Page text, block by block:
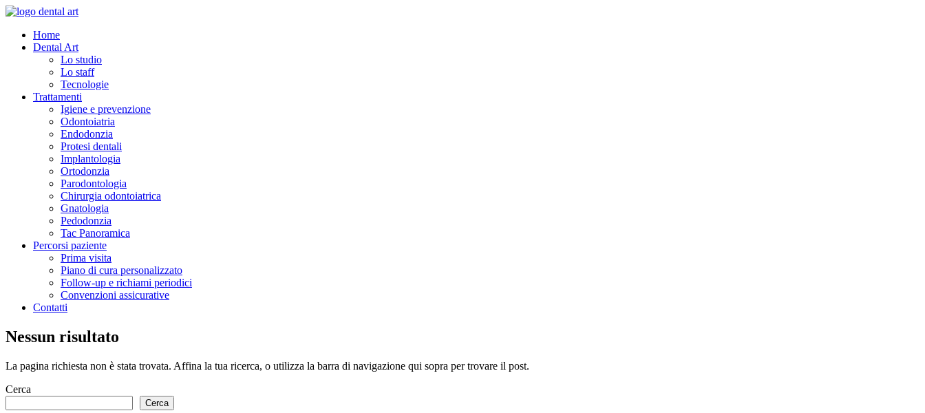
Home
Dental Art
Lo studio
Lo staff
Tecnologie
Trattamenti
Igiene e prevenzione
Odontoiatria
Endodonzia
Protesi dentali
Implantologia
Ortodonzia
Parodontologia
Chirurgia odontoiatrica
Gnatologia
Pedodonzia
Tac Panoramica
Percorsi paziente
Prima visita
Piano di cura personalizzato
Follow-up e richiami periodici
Convenzioni assicurative
Contatti
Nessun risultato
La pagina richiesta non è stata trovata. Affina la tua ricerca, o utilizza la barra di navigazione qui sopra per trovare il post.
Cerca
Cerca